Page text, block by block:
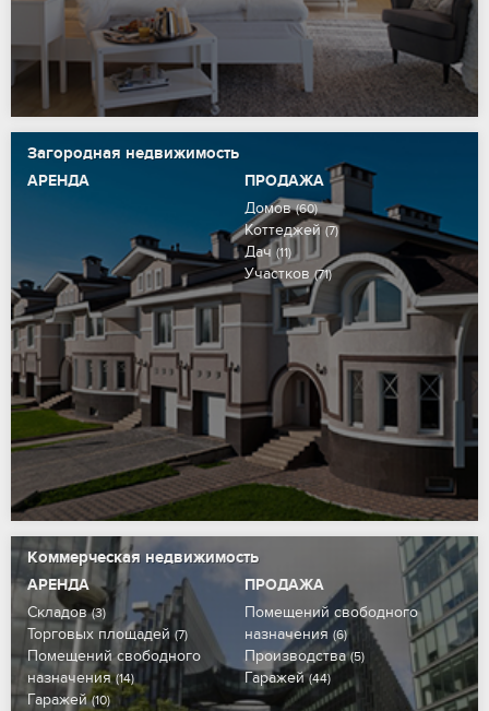
Загородная недвижимость
АРЕНДА
ПРОДАЖА
Домов(60)
Коттеджей (7)
Дач (11)
Участков (71)
Коммерческая недвижимость
АРЕНДА
Складов(3)
Торговых площадей(7)
Помещений свободного
назначения(14)
Гаражей(10)
ПРОДАЖА
Помещений свободного
назначения (6)
Производства(5)
Гаражей(44)